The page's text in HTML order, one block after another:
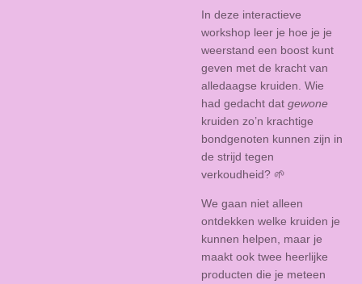
In deze interactieve
workshop leer je hoe je je
weerstand een boost kunt
geven met de kracht van
alledaagse kruiden. Wie
had gedacht dat gewone
kruiden zo’n krachtige
bondgenoten kunnen zijn in
de strijd tegen
verkoudheid? 🌱
We gaan niet alleen
ontdekken welke kruiden je
kunnen helpen, maar je
maakt ook twee heerlijke
producten die je meteen